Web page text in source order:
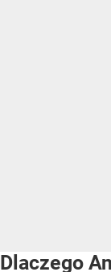
Dlaczego